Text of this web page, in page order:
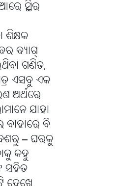
ସ୍ଥିର
ଶିକ୍ଷକ
ବ୍ୟାଗ୍
ଗଣିତ,
ଏସବୁ ଏକ
ଅର୍ଥରେ
ଯାହା
ବାହାରେ ବି
– ଘରକୁ
କହୁ
ସହିତ